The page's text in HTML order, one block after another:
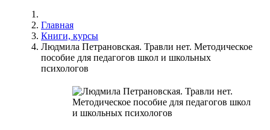
Главная
Книги, курсы
Людмила Петрановская. Травли нет. Методическое
пособие для педагогов школ и школьных
психологов